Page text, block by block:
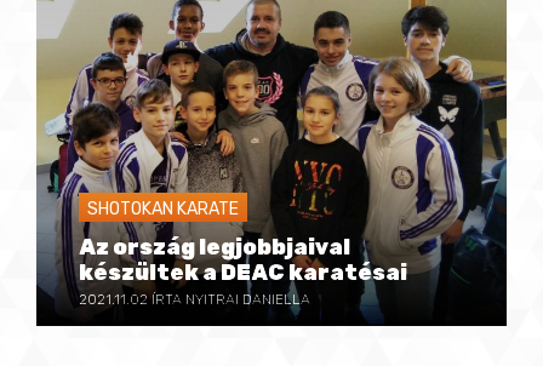
SHOTOKAN KARATE
Az ország legjobbjaival
készültek a DEAC karatésai
2021.11.02ÍRTA NYITRAI DANIELLA